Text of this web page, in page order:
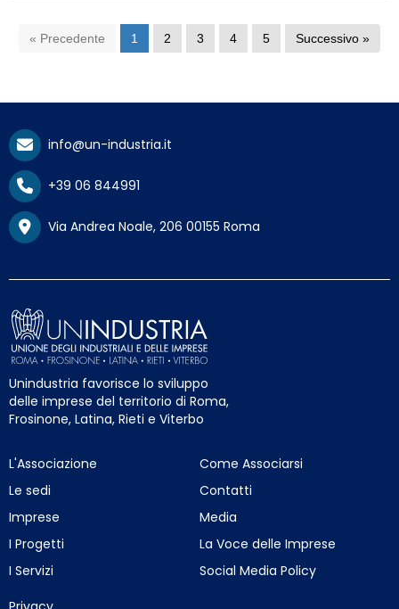
« Precedente 1 2 3 4 5 Successivo »
info@un-industria.it
+39 06 844991
Via Andrea Noale, 206 00155 Roma
Unindustria favorisce lo sviluppo
delle imprese del territorio di Roma,
Frosinone, Latina, Rieti e Viterbo
L'Associazione
Le sedi
Imprese
I Progetti
I Servizi
Come Associarsi
Contatti
Media
La Voce delle Imprese
Social Media Policy